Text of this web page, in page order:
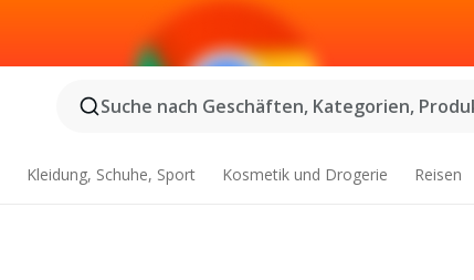
Suche nach Geschäften, Kategorien,
Kleidung, Schuhe, Sport Kosmetik und Drogerie Reisen